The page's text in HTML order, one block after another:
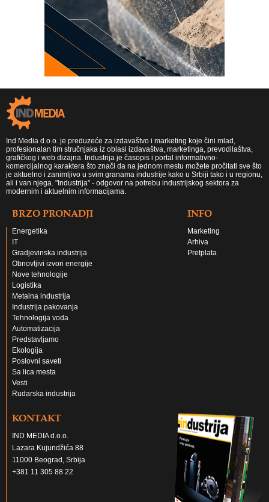
Ind Media d.o.o. je preduzeće za izdavaštvo i marketing koje čini mlad,
profesionalan tim stručnjaka iz oblasi izdavaštva, marketinga, prevodilaštva,
grafičkog i web dizajna. Industrija je časopis i portal informativno-
komercijalnog karaktera što znači da na jednom mestu možete pročitati sve što
je aktuelno i zanimljivo u svim granama industrije kako u Srbiji tako i u regionu,
ali i van njega. "Industrija" - odgovor na potrebu industrijskog sektora za
modernim i aktuelnim informacijama.
BRZO PRONADJI
Energetika
IT
Gradjevinska industrija
Obnovljivi izvori energije
Nove tehnologije
Logistika
Metalna industrija
Industrija pakovanja
Tehnologija voda
Automatizacija
Predstavljamo
Ekologija
Poslovni saveti
Sa lica mesta
Vesti
Rudarska industrija
INFO
Marketing
Arhiva
Pretplata
KONTAKT
IND MEDIA d.o.o.
Lazara Kujundžića 88
11000 Beograd, Srbija
+381 11 305 88 22